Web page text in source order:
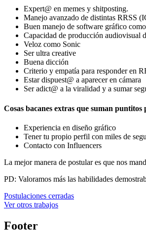
Expert@ en memes y shitposting.
Manejo avanzado de distintas RRSS
Buen manejo de software gráfico
Capacidad de producción audiovisual
Veloz como Sonic
Ser ultra creative
Buena dicción
Criterio y empatía para responder en
Estar dispuest@ a aparecer en cámara
Ser adict@ a la viralidad y a sumar
Cosas bacanes extras que suman
Experiencia en diseño gráfico
Tener tu propio perfil con miles de
Contacto con Influencers
La mejor manera de postular es que nos
PD: Valoramos más las habilidades
Postulaciones cerradas
Ver otros trabajos
Footer